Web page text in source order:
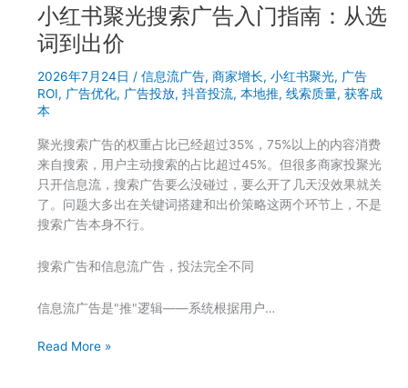
出
价
结
构
上
广
告
投
放
怎
么
分
配？
小
红
书
光
和
息
小红书聚光搜索广告入门指南：从选
词到出价
2026年7月24日 / 信息流广告, 商家增长, 小红书聚光, 广告
ROI, 广告优化, 广告投放, 抖音投流, 本地推, 线索质量, 获客成
本
聚光搜索广告的权重占比已经超过35%，75%以上的内容消费
来自搜索，用户主动搜索的占比超过45%。但很多商家投聚光
只开信息流，搜索广告要么没碰过，要么开了几天没效果就关
了。问题大多出在关键词搭建和出价策略这两个环节上，不是
搜索广告本身不行。
搜索广告和信息流广告，投法完全不同
信息流广告是"推"逻辑——系统根据用户…
小
Read More »